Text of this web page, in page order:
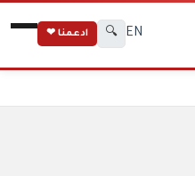
EN
🔍 ادعمنا ❤